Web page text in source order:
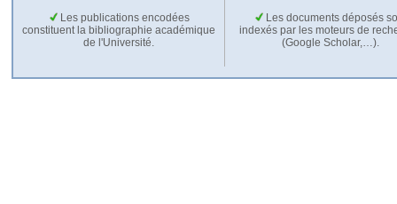
Les publications encodées
constituent la bibliographie académique
de l'Université.
Les documents déposés
indexés par les moteurs de
(Google Scholar,…).